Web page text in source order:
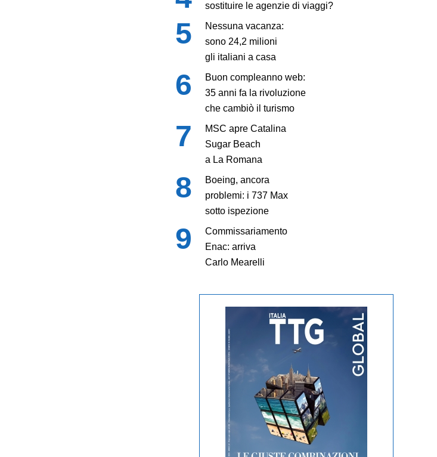
sostituire le agenzie di viaggi?
Nessuna vacanza:
sono 24,2 milioni
gli italiani a casa
Buon compleanno web:
35 anni fa la rivoluzione
che cambiò il turismo
MSC apre Catalina
Sugar Beach
a La Romana
Boeing, ancora
problemi: i 737 Max
sotto ispezione
Commissariamento
Enac: arriva
Carlo Mearelli